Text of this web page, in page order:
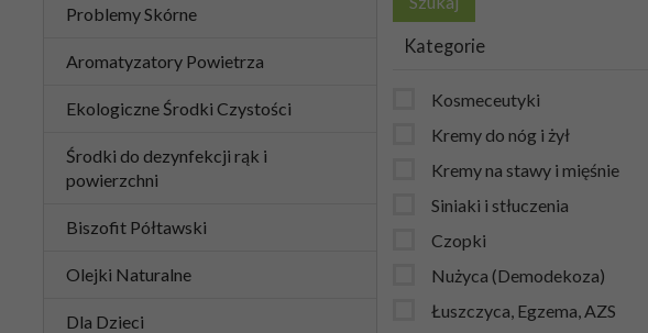
Problemy Skórne
Aromatyzatory Powietrza
Ekologiczne Środki Czystości
Środki do dezynfekcji rąk i
powierzchni
Biszofit Półtawski
Olejki Naturalne
Dla Dzieci
Kategorie
Kosmeceutyki
Kremy do nóg i żył
Kremy na stawy i mięśnie
Siniaki i stłuczenia
Czopki
Nużyca (Demodekoza)
Łuszczyca, Egzema, AZS